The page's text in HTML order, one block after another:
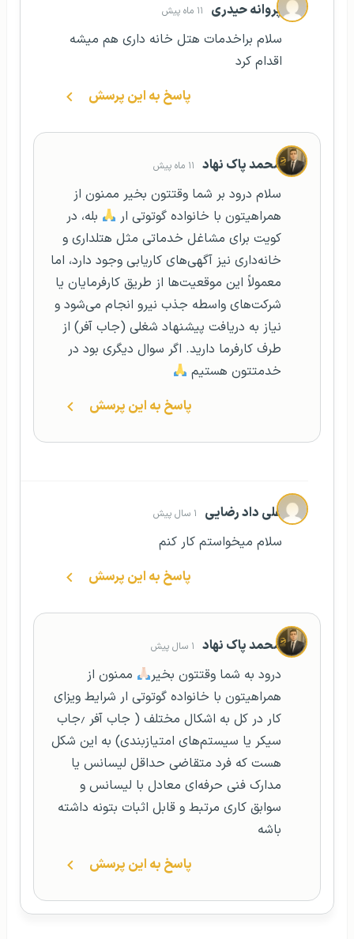
پروانه حیدری ۱۱ ماه پیش
سلام براخدمات هتل خانه داری هم میشه
اقدام کرد
پاسخ به این پرسش
محمد پاک نهاد ۱۱ ماه پیش
سلام درود بر شما وقتتون بخیر ممنون از
همراهیتون با خانواده گوتوتی ار
بله، در
کویت برای مشاغل خدماتی مثل هتلداری و
خانه‌داری نیز آگهی‌های کاریابی وجود دارد، اما
معمولاً این موقعیت‌ها از طریق کارفرمایان یا
شرکت‌های واسطه جذب نیرو انجام می‌شود و
نیاز به دریافت پیشنهاد شغلی (جاب آفر) از
طرف کارفرما دارید. اگر سوال دیگری بود در
خدمتتون هستیم
پاسخ به این پرسش
علی داد رضایی ۱ سال پیش
سلام میخواستم کار کنم
پاسخ به این پرسش
محمد پاک نهاد ۱ سال پیش
درود به شما وقتتون بخیر
ممنون از
همراهیتون با خانواده گوتوتی ار شرایط ویزای
کار در کل به اشکال مختلف ( جاب آفر ٫جاب
سیکر یا سیستم‌های امتیازبندی) به این شکل
هست که فرد متقاضی حداقل لیسانس یا
مدارک فنی حرفه‌ای معادل با لیسانس و
سوابق کاری مرتبط و قابل اثبات بتونه داشته
باشه
پاسخ به این پرسش